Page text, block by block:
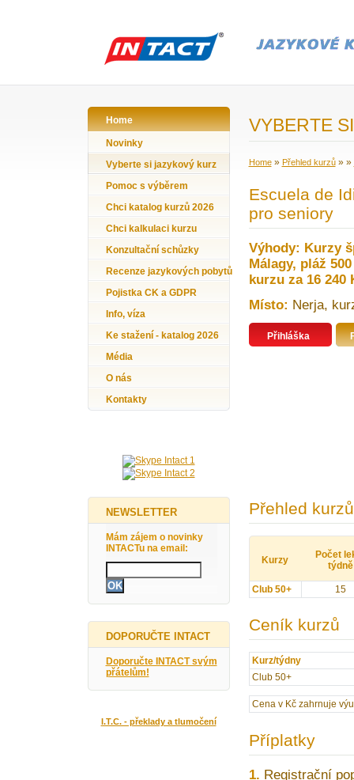
Home
Novinky
Vyberte si jazykový kurz
Pomoc s výběrem
Chci katalog kurzů 2026
Chci kalkulaci kurzu
Konzultační schůzky
Recenze jazykových pobytů
Pojistka CK a GDPR
Info, víza
Ke stažení - katalog 2026
Média
O nás
Kontakty
NEWSLETTER
Mám zájem o novinky
INTACTu na email:
DOPORUČTE INTACT
Doporučte INTACT svým
přátelům!
I.T.C. - překlady a tlumočení
VYBERTE
Home» Přehled kurzů» »
Escuela de
pro seniory
Výhody: Kurzy
Málagy, pláž
kurzu za 16 240
Místo: Nerja,
Přihláška
Přehled kurzů
Kurzy
Počet
týdně
Club 50+ 15
Ceník kurzů
Kurz/týdny
Club 50+
Cena v Kč zahrnuje
Příplatky
1. Registrační